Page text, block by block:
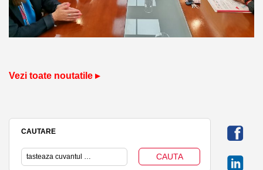
Vezi toate noutatile ▸
CAUTARE